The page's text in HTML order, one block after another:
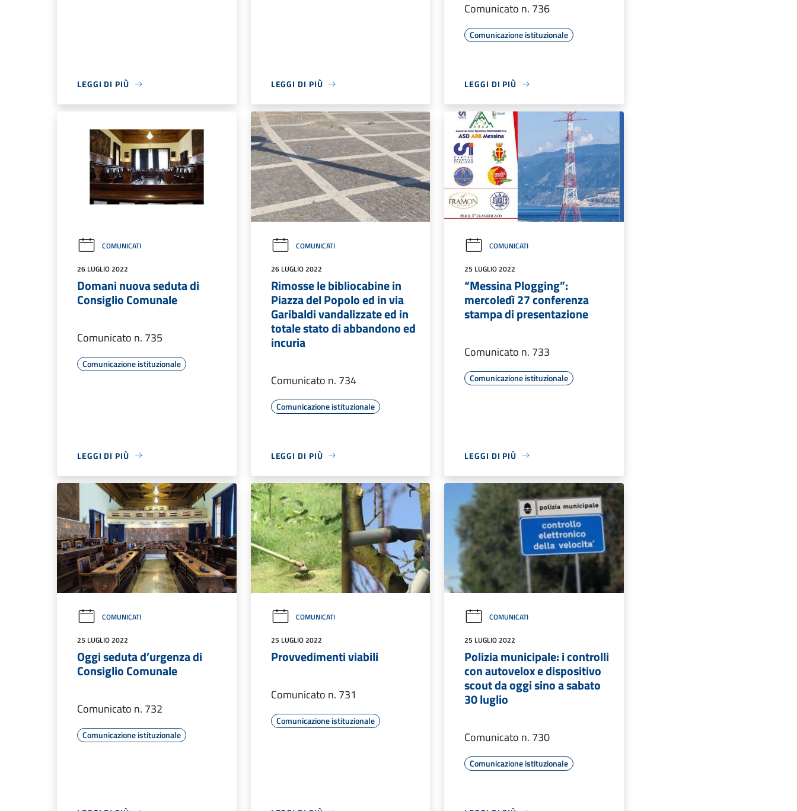
LEGGI DI PIÙ LEGGI DI PIÙ
Comunicato n. 736
Comunicazione istituzionale
LEGGI DI PIÙ
COMUNICATI
26 LUGLIO 2022
Domani nuova seduta di
Consiglio Comunale
Comunicato n. 735
Comunicazione istituzionale
LEGGI DI PIÙ
COMUNICATI
26 LUGLIO 2022
Rimosse le bibliocabine in
Piazza del Popolo ed in via
Garibaldi vandalizzate ed in
totale stato di abbandono ed
incuria
Comunicato n. 734
Comunicazione istituzionale
LEGGI DI PIÙ
COMUNICATI
25 LUGLIO 2022
“Messina Plogging”:
mercoledì 27 conferenza
stampa di presentazione
Comunicato n. 733
Comunicazione istituzionale
LEGGI DI PIÙ
COMUNICATI
25 LUGLIO 2022
Oggi seduta d’urgenza di
Consiglio Comunale
Comunicato n. 732
Comunicazione istituzionale
COMUNICATI
25 LUGLIO 2022
Provvedimenti viabili
Comunicato n. 731
Comunicazione istituzionale
COMUNICATI
25 LUGLIO 2022
Polizia municipale: i controlli
con autovelox e dispositivo
scout da oggi sino a sabato
30 luglio
Comunicato n. 730
Comunicazione istituzionale